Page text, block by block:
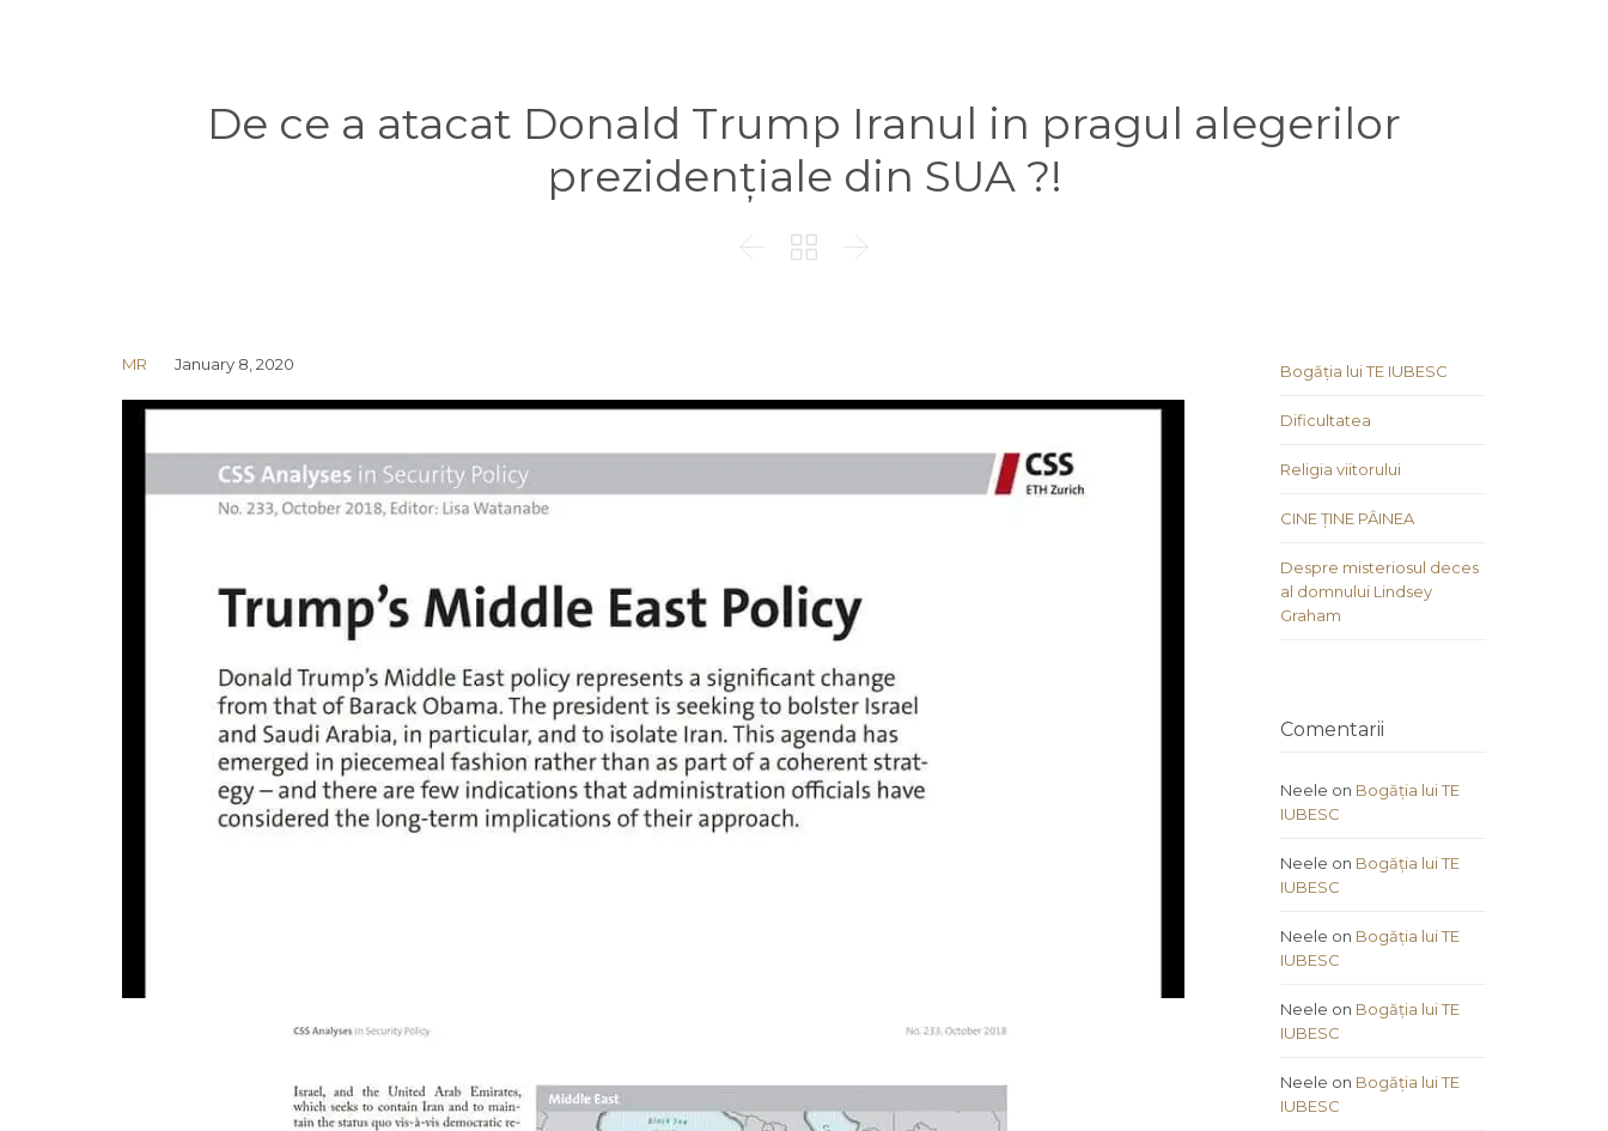
De ce a atacat Donald Trump Iranul in pragul alegerilor
prezidențiale din SUA ?!
  
MR January 8, 2020 Bogăția lui TE IUBESC
Dificultatea
Religia viitorului
CINE ȚINE PÂINEA
Despre misteriosul deces
al domnului Lindsey
Graham
Comentarii
Neele on Bogăția lui TE
IUBESC
Neele on Bogăția lui TE
IUBESC
Neele on Bogăția lui TE
IUBESC
Neele on Bogăția lui TE
IUBESC
Neele on Bogăția lui TE
IUBESC